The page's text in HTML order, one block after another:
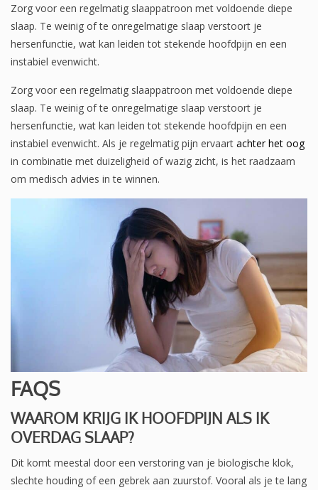
Zorg voor een regelmatig slaappatroon met voldoende diepe
slaap. Te weinig of te onregelmatige slaap verstoort je
hersenfunctie, wat kan leiden tot stekende hoofdpijn en een
instabiel evenwicht.
Zorg voor een regelmatig slaappatroon met voldoende diepe
slaap. Te weinig of te onregelmatige slaap verstoort je
hersenfunctie, wat kan leiden tot stekende hoofdpijn en een
instabiel evenwicht. Als je regelmatig pijn ervaart achter het oog
in combinatie met duizeligheid of wazig zicht, is het raadzaam
om medisch advies in te winnen.
FAQS
WAAROM KRIJG IK HOOFDPIJN ALS IK
OVERDAG SLAAP?
Dit komt meestal door een verstoring van je biologische klok,
slechte houding of een gebrek aan zuurstof. Vooral als je te lang